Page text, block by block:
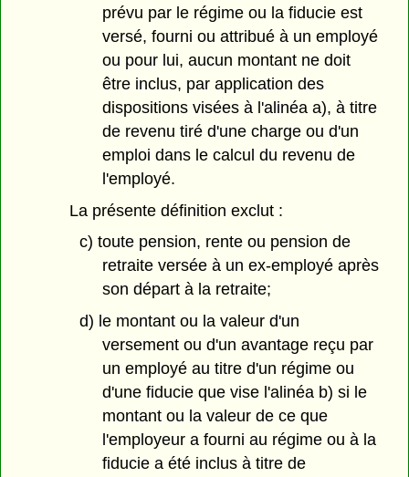
prévu par le régime ou la fiducie est
versé, fourni ou attribué à un employé
ou pour lui, aucun montant ne doit
être inclus, par application des
dispositions visées à l'alinéa a), à titre
de revenu tiré d'une charge ou d'un
emploi dans le calcul du revenu de
l'employé.
La présente définition exclut :
c) toute pension, rente ou pension de
retraite versée à un ex-employé après
son départ à la retraite;
d) le montant ou la valeur d'un
versement ou d'un avantage reçu par
un employé au titre d'un régime ou
d'une fiducie que vise l'alinéa b) si le
montant ou la valeur de ce que
l'employeur a fourni au régime ou à la
fiducie a été inclus à titre de